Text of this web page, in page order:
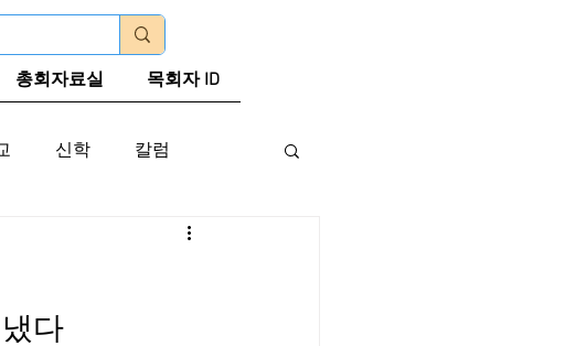
총회자료실 목회자 ID
신학 칼럼
다